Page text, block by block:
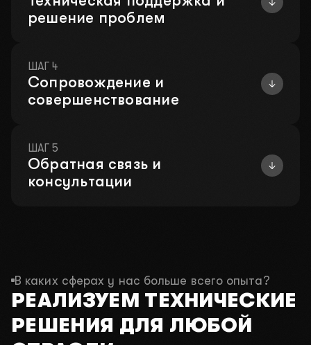
решение проблем
ШАГ 4
Сопровождение и
совершенствование
ШАГ 5
Обратная связь и
консультации
В каких сферах у нас больше всего опыта?
РЕАЛИЗУЕМ ТЕХНИЧЕСКИЕ
РЕШЕНИЯ ДЛЯ ЛЮБОЙ